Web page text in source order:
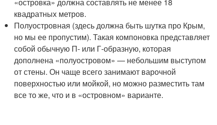
квадратных метров.
Полуостровная (здесь должна быть шутка про Крым,
но мы ее пропустим). Такая компоновка представляет
собой обычную П- или Г-образную, которая
дополнена «полуостровом» — небольшим выступом
от стены. Он чаще всего занимают варочной
поверхностью или мойкой, но можно разместить там
все то же, что и в «островном» варианте.